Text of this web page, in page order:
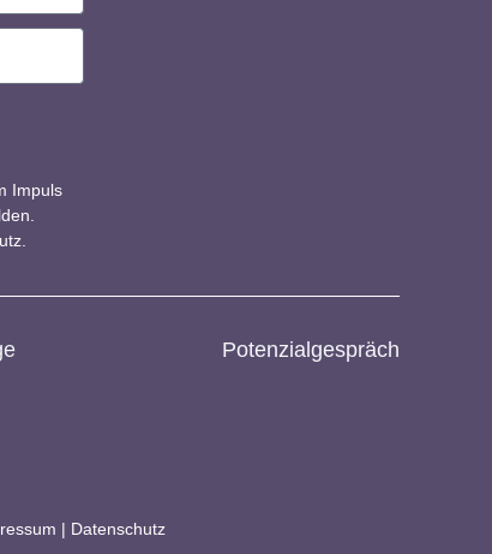
Impuls
Potenzialgespräch
| Datenschutz